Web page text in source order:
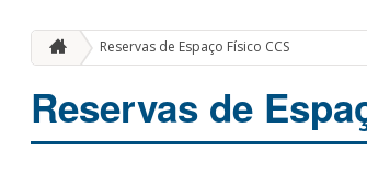
Reservas de Espaço Físico CCS
Reservas de